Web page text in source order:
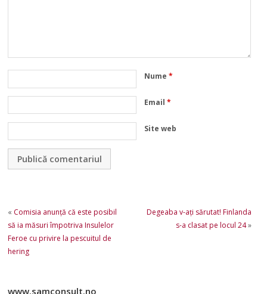
Nume*
Email*
Site web
« Comisia anunță că este posibil
să ia măsuri împotriva Insulelor
Feroe cu privire la pescuitul de
hering
Degeaba v-aţi sărutat! Finlanda
s-a clasat pe locul 24»
www.samconsult.no